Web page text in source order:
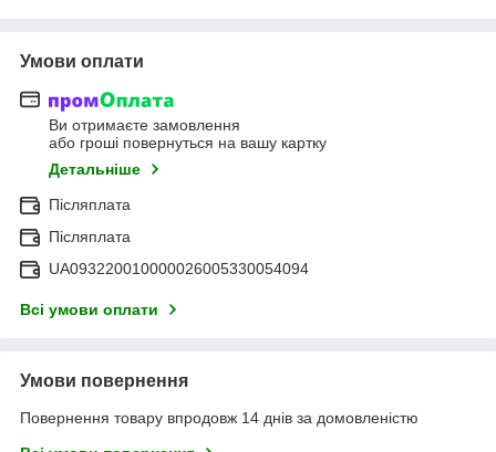
Умови оплати
Ви отримаєте замовлення
або гроші повернуться на вашу картку
Детальніше
Післяплата
Післяплата
UA093220010000026005330054094
Всі умови оплати
Умови повернення
Повернення товару впродовж 14 днів за домовленістю